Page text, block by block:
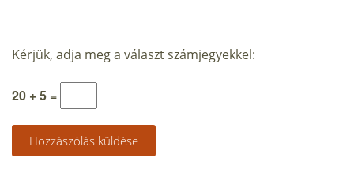
Kérjük, adja meg a választ számjegyekkel:
20 + 5 =